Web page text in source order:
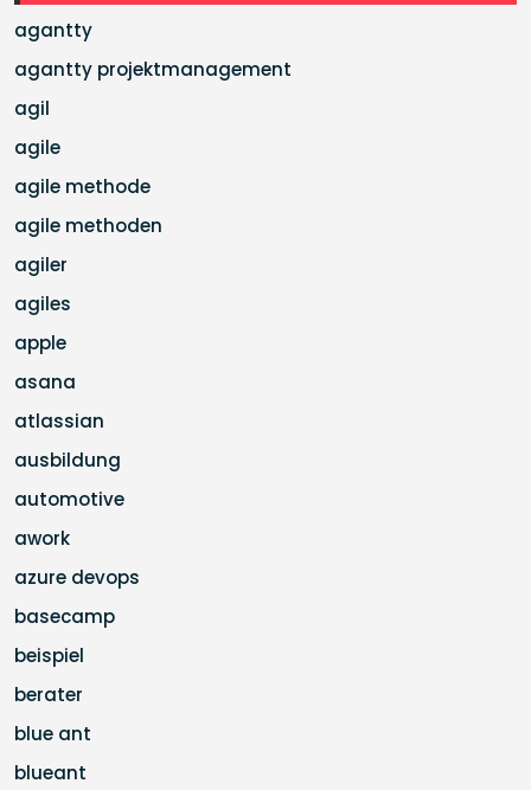
agantty
agantty projektmanagement
agil
agile
agile methode
agile methoden
agiler
agiles
apple
asana
atlassian
ausbildung
automotive
awork
azure devops
basecamp
beispiel
berater
blue ant
blueant